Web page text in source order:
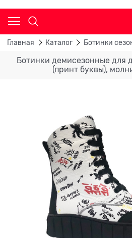
Главная Каталог Ботинки
Ботинки демисезонные для
(принт буквы),